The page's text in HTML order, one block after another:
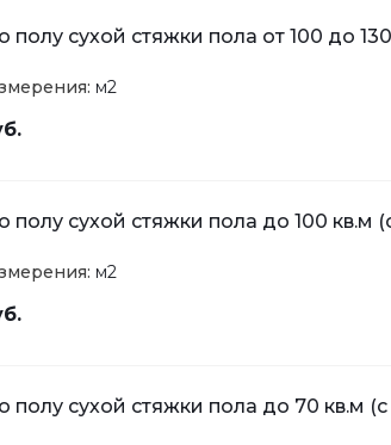
полу сухой стяжки пола от 100 до
м2
полу сухой стяжки пола до 100 кв.м
м2
полу сухой стяжки пола до 70 кв.м